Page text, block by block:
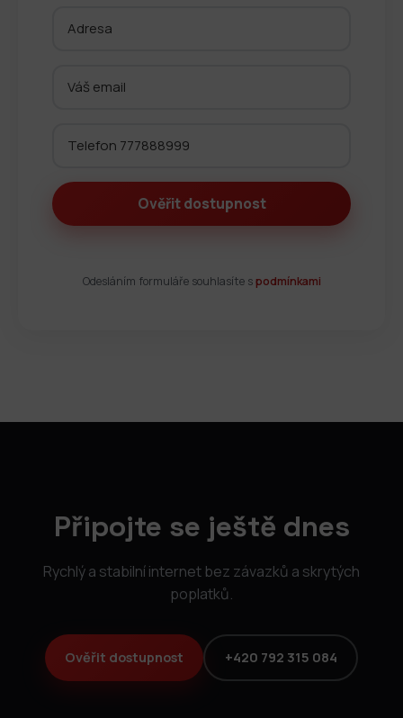
Odesláním formuláře souhlasíte spodmínkami
Připojte se ještě dnes
Rychlý a stabilní internet bez závazků a skrytých
poplatků.
Ověřit dostupnost +420 792 315 084